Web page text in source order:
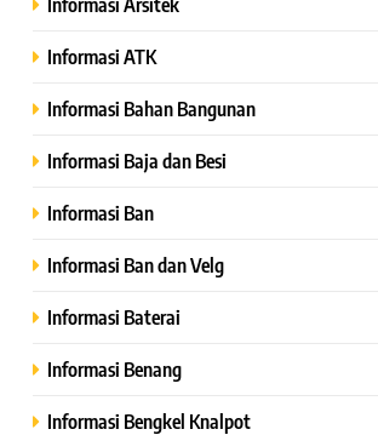
Informasi ATK
Informasi Bahan Bangunan
Informasi Baja dan Besi
Informasi Ban
Informasi Ban dan Velg
Informasi Baterai
Informasi Benang
Informasi Bengkel Knalpot